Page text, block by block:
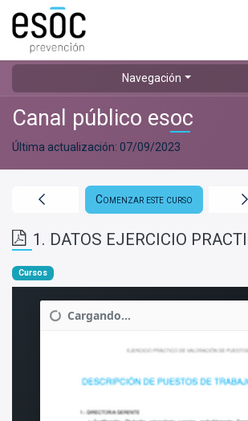
Navegación
Canal público esoc
Última actualización: 07/09/2023
1. DATOS EJERCICIO
Comenzar este curso
Cursos